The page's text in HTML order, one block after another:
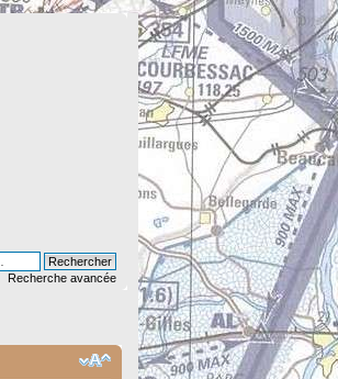
Recherche avancée